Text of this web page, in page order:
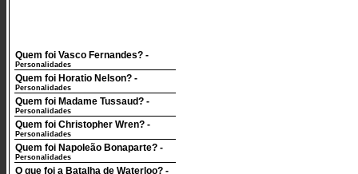
Quem foi Vasco Fernandes? -
Personalidades
Quem foi Horatio Nelson? -
Personalidades
Quem foi Madame Tussaud? -
Personalidades
Quem foi Christopher Wren? -
Personalidades
Quem foi Napoleão Bonaparte? -
Personalidades
O que foi a Batalha de Waterloo? -